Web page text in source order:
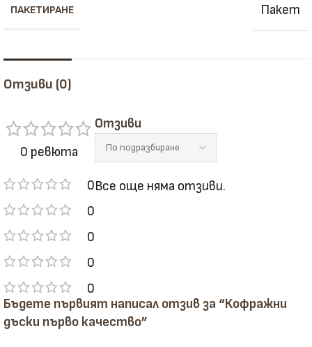
ПАКЕТИРАНЕ Пакет
Отзиви (0)
0 ревюта
0
0
0
0
0
Отзиви
Все още няма отзиви.
Бъдете първият написал отзив за “Кофражни
дъски първо качество”